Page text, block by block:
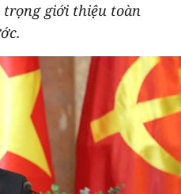
trọng giới thiệu toàn